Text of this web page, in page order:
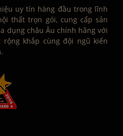
uy tín hàng đầu trong lĩnh
thất trọn gói, cung cấp sản
dụng châu Âu chính hãng với
khắp cùng đội ngũ kiến